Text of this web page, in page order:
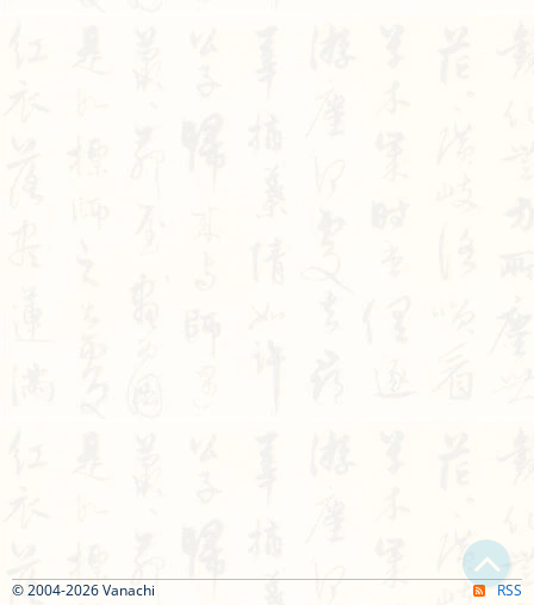
© 2004-2026 Vanachi RSS